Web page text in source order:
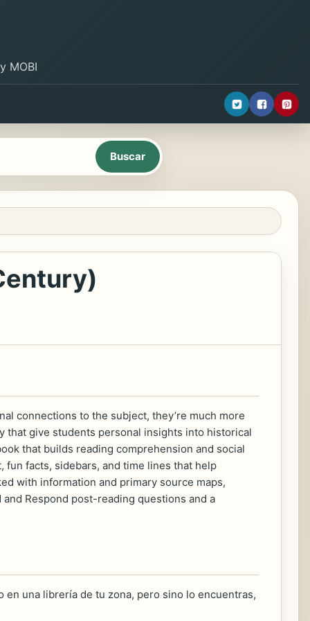
MOBI
connections to the subject, they’re much more
that give students personal insights into historical
that builds reading comprehension and social
facts, sidebars, and time lines that help
with information and primary source maps,
Respond post-reading questions and a
una librería de tu zona, pero sino lo encuentras,